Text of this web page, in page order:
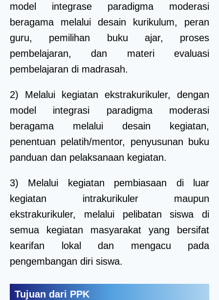
model integrase paradigma moderasi
beragama melalui desain kurikulum, peran
guru, pemilihan buku ajar, proses
pembelajaran, dan materi evaluasi
pembelajaran di madrasah.
2) Melalui kegiatan ekstrakurikuler, dengan
model integrasi paradigma moderasi
beragama melalui desain kegiatan,
penentuan pelatih/mentor, penyusunan buku
panduan dan pelaksanaan kegiatan.
3) Melalui kegiatan pembiasaan di luar
kegiatan intrakurikuler maupun
ekstrakurikuler, melalui pelibatan siswa di
semua kegiatan masyarakat yang bersifat
kearifan lokal dan mengacu pada
pengembangan diri siswa.
Tujuan dari PPK